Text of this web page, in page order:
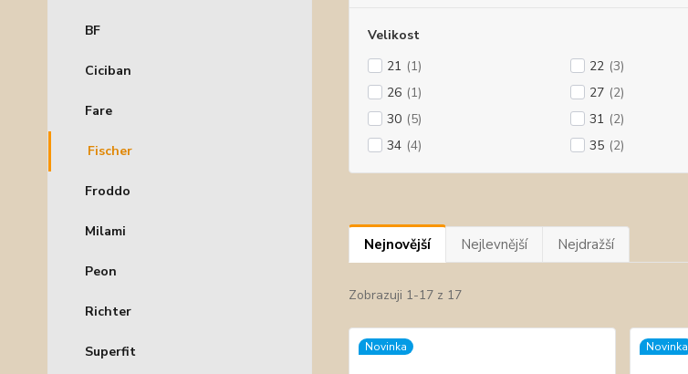
BF
Ciciban
Fare
Fischer
Froddo
Milami
Peon
Richter
Superfit
Velikost
21 (1) 22 (3)
26 (1) 27 (2)
30 (5) 31 (2)
34 (4) 35 (2)
Nejnovější Nejlevnější Nejdražší
Zobrazuji 1-17 z 17
Novinka Novinka